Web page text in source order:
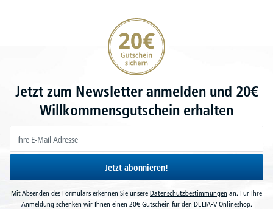
20€ Gutschein sichern
Jetzt zum Newsletter anmelden und 20€
Willkommensgutschein erhalten
Jetzt abonnieren!
Mit Absenden des Formulars erkennen Sie unsere Datenschutzbestimmungen an. Für Ihre
Anmeldung schenken wir Ihnen einen 20€ Gutschein für den DELTA-V Onlineshop.